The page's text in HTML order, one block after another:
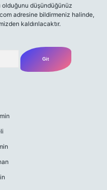
olduğunu düşündüğünüz
adresine bildirmeniz halinde,
kaldırılacaktır.